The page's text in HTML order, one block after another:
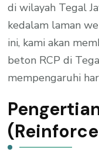
di wilayah Tegal
kedalam laman
ini, kami akan
beton RCP di
mempengaruhi